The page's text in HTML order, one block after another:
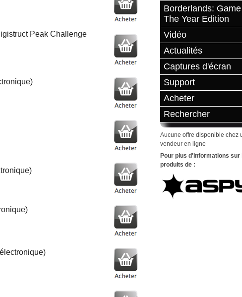
Borderlands:
The Year Edition
Vidéo
Actualités
Captures d'écran
Support
Acheter
Rechercher
Aucune offre disponible chez
vendeur en ligne
Pour plus d'informations sur
produits de :
Peak Challenge